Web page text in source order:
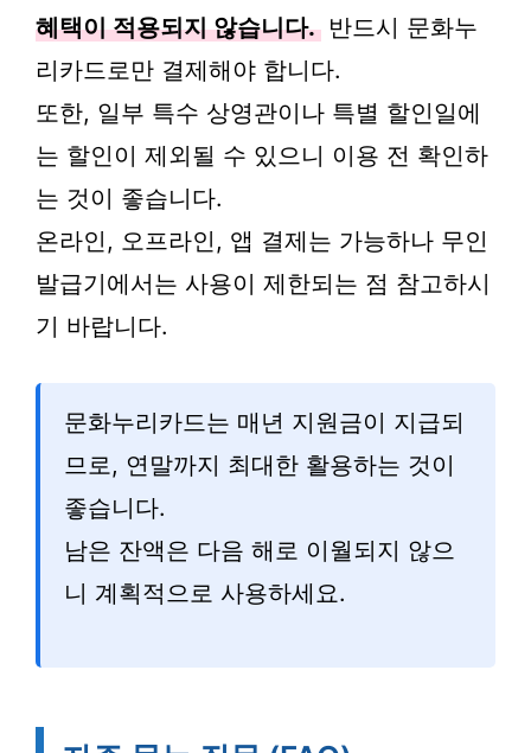
혜택이 적용되지 않습니다. 반드시 문화누
리카드로만 결제해야 합니다.
또한, 일부 특수 상영관이나 특별 할인일에
는 할인이 제외될 수 있으니 이용 전 확인하
는 것이 좋습니다.
온라인, 오프라인, 앱 결제는 가능하나 무인
발급기에서는 사용이 제한되는 점 참고하시
기 바랍니다.
문화누리카드는 매년 지원금이 지급되
므로, 연말까지 최대한 활용하는 것이
좋습니다.
남은 잔액은 다음 해로 이월되지 않으
니 계획적으로 사용하세요.